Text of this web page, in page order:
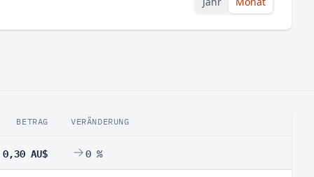
BETRAG VERÄNDERUNG
0,30 AU$ 0 %